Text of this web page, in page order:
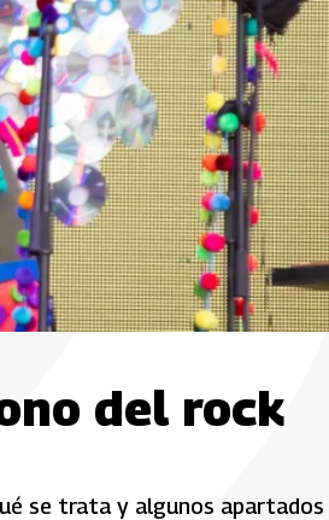
del rock
se trata y algunos apartados